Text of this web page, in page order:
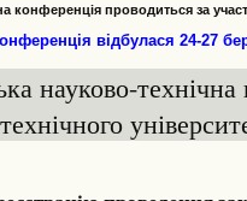
конференціяпроводиться за
відбулася 24-27
науково-